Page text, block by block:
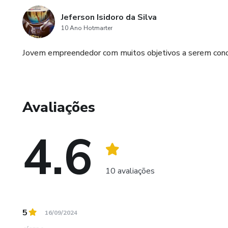
Jeferson Isidoro da Silva
10 Ano Hotmarter
Jovem empreendedor com muitos objetivos a serem
Avaliações
4.6 10 avaliações
5 16/09/2024